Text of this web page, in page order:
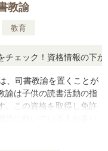
教諭
教育
ック！資格情報の下から
、司書教諭を置くことが
諭は子供の読書活動の指
。この資格を取得し免許
等に就いている人が多い